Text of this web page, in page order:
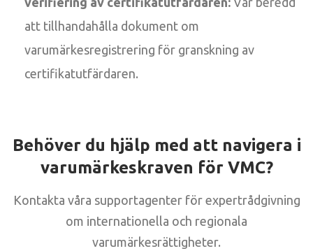
att tillhandahålla dokument om
varumärkesregistrering för granskning av
certifikatutfärdaren.
Behöver du hjälp med att navigera i
varumärkeskraven för VMC?
Kontakta våra supportagenter för expertrådgivning
om internationella och regionala
varumärkesrättigheter.